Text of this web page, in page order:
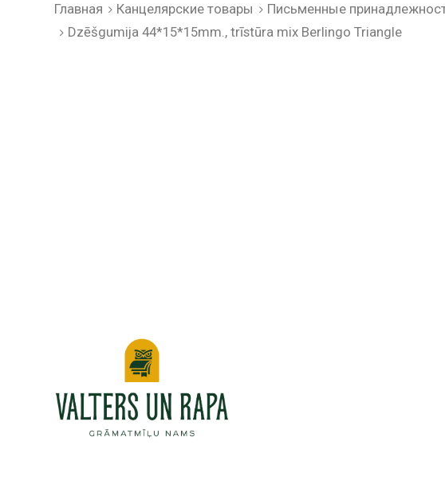
Главная Канцелярские товары Письменные
Dzēšgumija 44*15*15mm., trīstūra mix Berlingo Triangle